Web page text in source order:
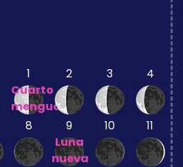
1
Cuarto
menguante
2 3 4
8
9
Luna
nueva
10 11